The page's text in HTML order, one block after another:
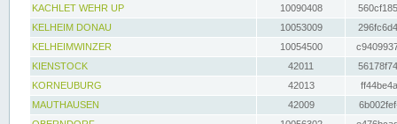
KACHLET WEHR UP
10090408
KELHEIM DONAU
10053009
KELHEIMWINZER
10054500
KIENSTOCK
42011
KORNEUBURG
42013
MAUTHAUSEN
42009